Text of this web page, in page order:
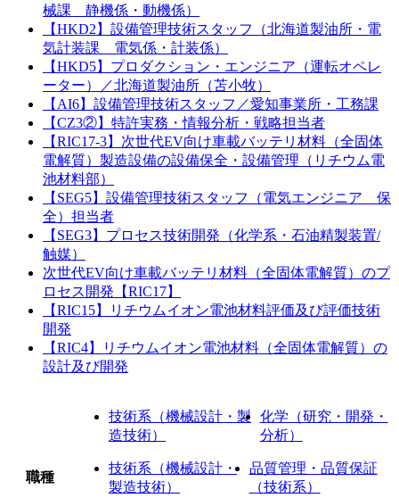
械課 静機係・動機係）
【HKD2】設備管理技術スタッフ（北海道製油所・電
気計装課 電気係・計装係）
【HKD5】プロダクション・エンジニア（運転オペレ
ーター）／北海道製油所（苫小牧）
【AI6】設備管理技術スタッフ／愛知事業所・工務課
【CZ3②】特許実務・情報分析・戦略担当者
【RIC17-3】次世代EV向け車載バッテリ材料（全固体
電解質）製造設備の設備保全・設備管理（リチウム電
池材料部）
【SEG5】設備管理技術スタッフ（電気エンジニア 保
全）担当者
【SEG3】プロセス技術開発（化学系・石油精製装置/
触媒）
次世代EV向け車載バッテリ材料（全固体電解質）のプ
ロセス開発【RIC17】
【RIC15】リチウムイオン電池材料評価及び評価技術
開発
【RIC4】リチウムイオン電池材料（全固体電解質）の
設計及び開発
職種
技術系（機械設計・製
造技術）
化学（研究・開発・
分析）
技術系（機械設計・
製造技術）
品質管理・品質保証
（技術系）